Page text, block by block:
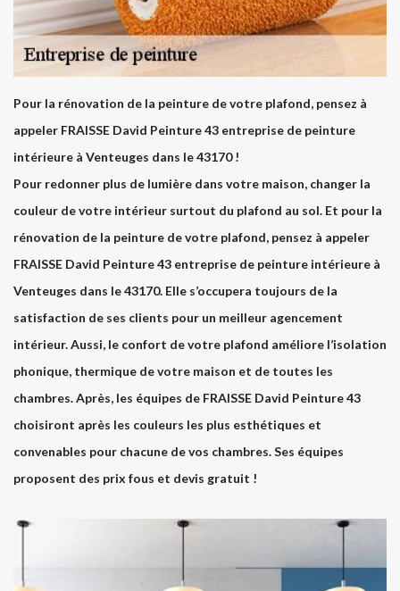
Pour la rénovation de la peinture de votre plafond, pensez à
appeler FRAISSE David Peinture 43 entreprise de peinture
intérieure à Venteuges dans le 43170 !
Pour redonner plus de lumière dans votre maison, changer la
couleur de votre intérieur surtout du plafond au sol. Et pour la
rénovation de la peinture de votre plafond, pensez à appeler
FRAISSE David Peinture 43 entreprise de peinture intérieure à
Venteuges dans le 43170. Elle s’occupera toujours de la
satisfaction de ses clients pour un meilleur agencement
intérieur. Aussi, le confort de votre plafond améliore l’isolation
phonique, thermique de votre maison et de toutes les
chambres. Après, les équipes de FRAISSE David Peinture 43
choisiront après les couleurs les plus esthétiques et
convenables pour chacune de vos chambres. Ses équipes
proposent des prix fous et devis gratuit !